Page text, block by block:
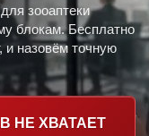
зооаптеки
блокам. Бесплатно
и назовём точную
НЕ ХВАТАЕТ